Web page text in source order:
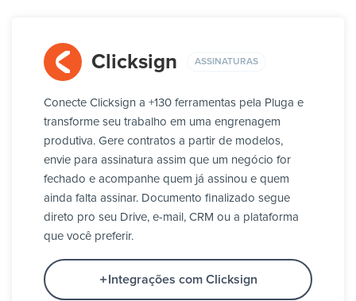
Clicksign ASSINATURAS
Conecte Clicksign a +130 ferramentas pela Pluga e
transforme seu trabalho em uma engrenagem
produtiva. Gere contratos a partir de modelos,
envie para assinatura assim que um negócio for
fechado e acompanhe quem já assinou e quem
ainda falta assinar. Documento finalizado segue
direto pro seu Drive, e-mail, CRM ou a plataforma
que você preferir.
Integrações com Clicksign